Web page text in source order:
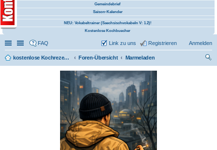
Gemeindebrief
Saison-Kalender
NEU: Vokabeltrainer (Saechsischvokabeln V: 1.2)!
Kostenlose Kochbuecher
Schnellzugriff
Linkliste
FAQ Anmelden
Registrieren
Link zu uns
kostenlose Kochrezepte und kostenlose Kochbücher Foren-Übersicht
Marmeladen